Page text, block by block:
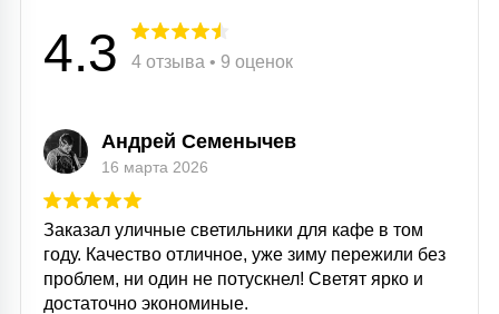
4.3 4 отзыва • 9 оценок
Андрей Семенычев
16 марта 2026
Заказал уличные светильники для кафе в том
году. Качество отличное, уже зиму пережили без
проблем, ни один не потускнел! Светят ярко и
достаточно экономиные.